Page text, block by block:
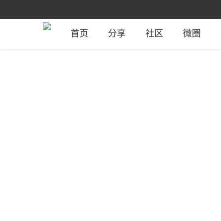
首页 分享 社区 微圈